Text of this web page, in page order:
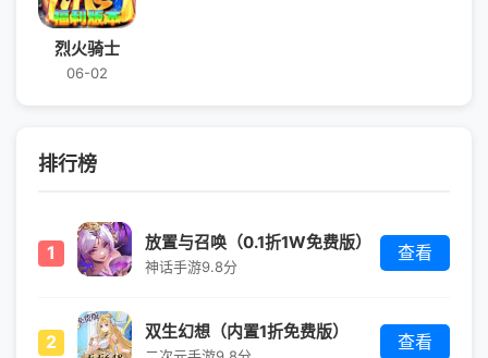
烈火骑士
06-02
排行榜
1 放置与召唤（0.1折1W免费版）
神话手游9.8分
查看
2 双生幻想（内置1折免费版） 查看